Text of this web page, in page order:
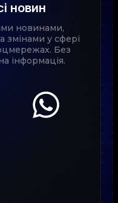
новин
новинами,
змінами у сфері
Без
інформація.